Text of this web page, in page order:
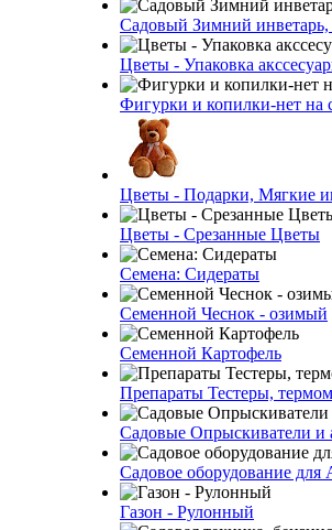
Садовый Зимний инветарь,
Цветы - Упаковка
Фигурки и копилки-нет на
Цветы - Подарки, Мягкие
Цветы - Срезанные Цветы
Семена: Сидераты
Семенной Чеснок - озимый
Семенной Картофель
Препараты Тестеры,
Садовые Опрыскиватели и
Садовое оборудование для
Газон - Рулонный